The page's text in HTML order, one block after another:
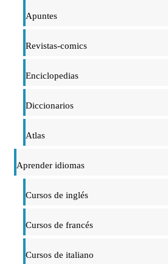
Apuntes
Revistas-comics
Enciclopedias
Diccionarios
Atlas
Aprender idiomas
Cursos de inglés
Cursos de francés
Cursos de italiano